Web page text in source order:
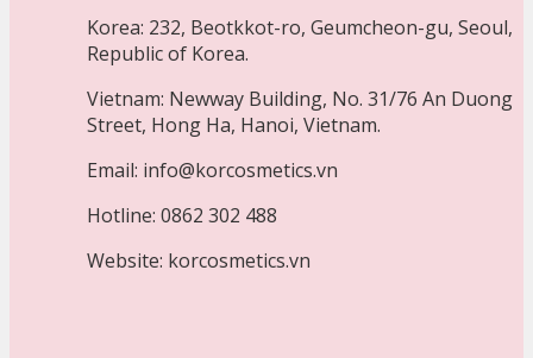
Korea: 232, Beotkkot-ro, Geumcheon-gu, Seoul,
Republic of Korea.
Vietnam: Newway Building, No. 31/76 An Duong
Street, Hong Ha, Hanoi, Vietnam.
Email: info@korcosmetics.vn
Hotline: 0862 302 488
Website: korcosmetics.vn